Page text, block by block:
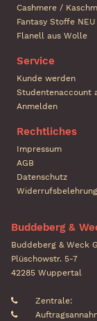
Cashmere /
Fantasy Stoffe NEU
Flanell aus Wolle
Service
Kunde werden
Studentenaccount
Anmelden
Rechtliches
Impressum
AGB
Datenschutz
Widerrufsbelehrung
Buddeberg &
Buddeberg & Weck
Plüschowstr. 5-7
42285 Wuppertal